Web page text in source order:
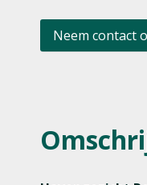
Neem contact